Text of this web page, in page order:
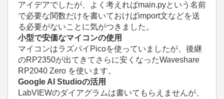
アイデアでしたが、よく考えればmain.pyという名前
で必要な関数だけを書いておけばimport文などを送
る必要がないことに気がつきました。
小型で安価なマイコンの使用
マイコンはラズパイPicoを使っていましたが、後継
のRP2350が出てきて さらに安くなったWaveshare
RP2040 Zero を使います。
Google AI Studioの活用
LabVIEWのダイアグラムは書いてもらえませんが、